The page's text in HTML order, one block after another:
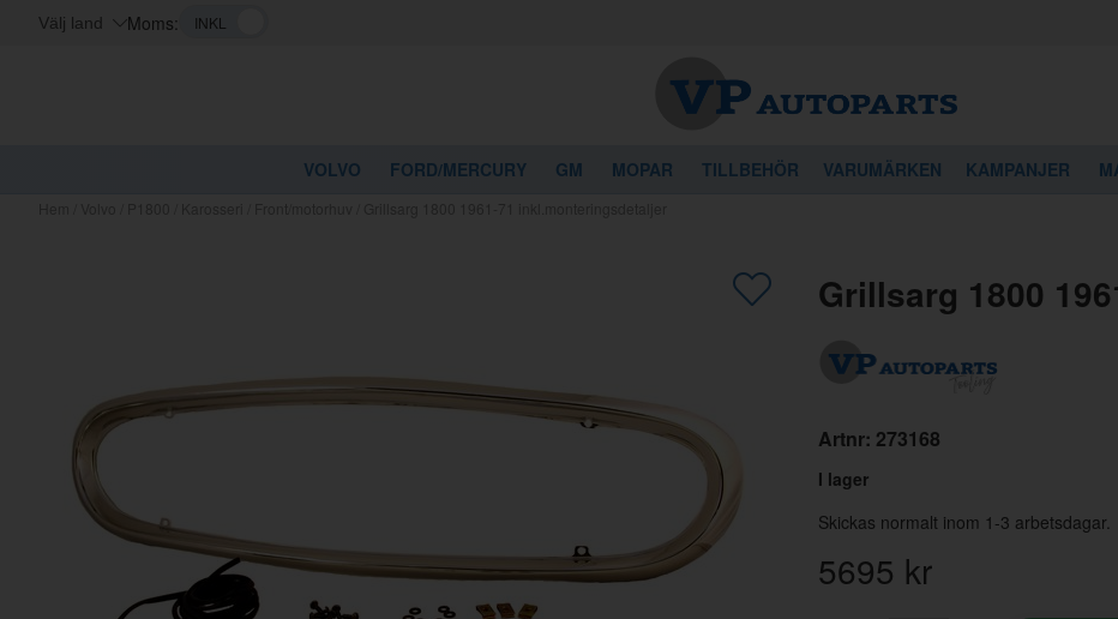
Välj land Moms:
VOLVO FORD/MERCURY GM MOPAR TILLBEHÖR VARUMÄRKEN KAMPANJER
Kanske någon av dessa produkter kan intressera
Grillsarg 1800
Artnr: 273168
I lager
Skickas normalt inom 1-3 arbetsdagar.
5695 kr